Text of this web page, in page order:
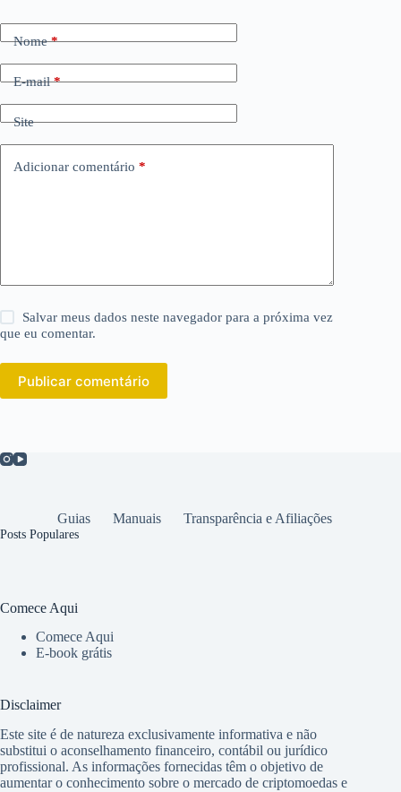
Nome*
E-mail*
Site
Adicionar comentário *
Salvar meus dados neste navegador para a próxima vez
que eu comentar.
Publicar comentário
Guias Manuais Transparência e Afiliações
Posts Populares
Comece Aqui
Comece Aqui
E-book grátis
Disclaimer
Este site é de natureza exclusivamente informativa e não
substitui o aconselhamento financeiro, contábil ou jurídico
profissional. As informações fornecidas têm o objetivo de
aumentar o conhecimento sobre o mercado de criptomoedas e